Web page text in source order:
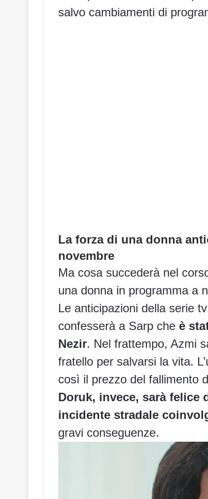
salvo cambiamenti di
La forza di una donna
novembre
Ma cosa succederà nel
una donna in programma a
Le anticipazioni della serie
confesserà a Sarp che è
Nezir. Nel frattempo, Azmi
fratello per salvarsi la vita.
così il prezzo del fallimento
Doruk, invece, sarà felice
incidente stradale
gravi conseguenze.